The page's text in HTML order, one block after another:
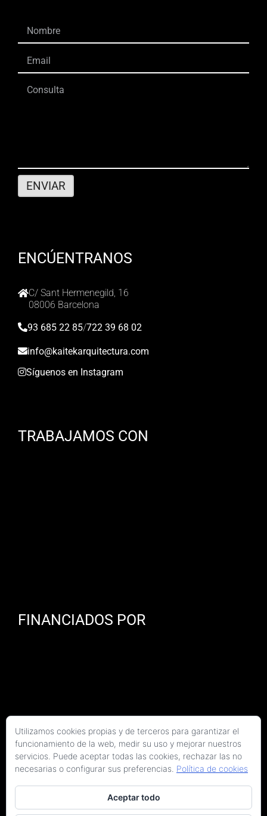
ENCÚENTRANOS
C/ Sant Hermenegild, 16
08006 Barcelona
93 685 22 85/722 39 68 02
info@kaitekarquitectura.com
Síguenos en Instagram
TRABAJAMOS CON
FINANCIADOS POR
Utilizamos cookies propias y de terceros para garantizar el
funcionamiento de la web, medir su uso y mejorar nuestros
servicios. Puede aceptar todas las cookies, rechazar las no
necesarias o configurar sus preferencias. Política de cookies
Aceptar todo